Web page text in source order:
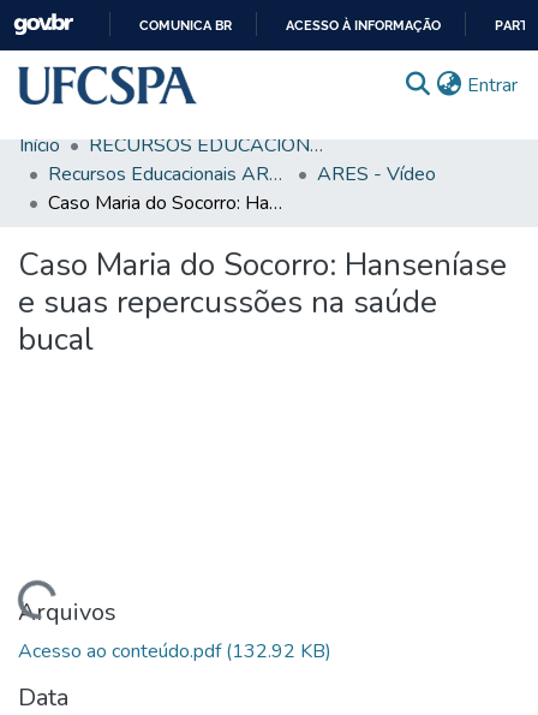
CONTEÚDO
COMUNICA BR ACESSO À INFORMAÇÃO
Entrar
Comunidades & Coleções
Busca Facetada
Estatísticas
Autoarquivamento
Sobre o RI-UFCSPA
Início
RECURSOS EDUCACIONAIS
Recursos Educacionais ARES/UNA-SUS
ARES - Vídeo
Caso Maria do Socorro: Hanseníase e suas repercussões na saúde bucal
Caso Maria do Socorro: Hanseníase
e suas repercussões na saúde
bucal
Carregando...
Arquivos
Acesso ao conteúdo.pdf(132.92 KB)
Data